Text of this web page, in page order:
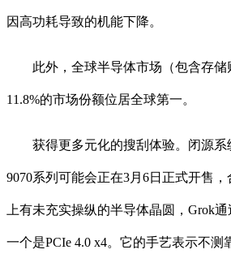
因高功耗导致的机能下降。
此外，全球半导体市场（包含存储财
11.8%的市场份额位居全球第一。
获得更多元化的搜刮体验。闭源系
9070系列可能会正在3月6日正式开售
上有未充实操纵的半导体晶圆，Grok
一个是PCIe 4.0 x4。它的手艺表示不